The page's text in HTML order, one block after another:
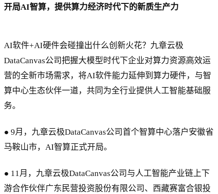
开局AI智算，提供算力经济时代下的新质生产力
AI软件+AI硬件会碰撞出什么创新火花？九章云极
DataCanvas公司把握大模型时代下企业对算力资源高效运
营的全新市场需求，将AI软件能力延伸到算力硬件，与智
算中心生态伙伴一道，共同为全行业提供人工智能基础服
务。
● 9月，九章云极DataCanvas公司首个智算中心落户安徽省
马鞍山市，AI智算正式开局。
● 11月，九章云极DataCanvas公司与人工智能产业链上下
游合作伙伴广东民营投资股份有限公司、西藏赛富合银投